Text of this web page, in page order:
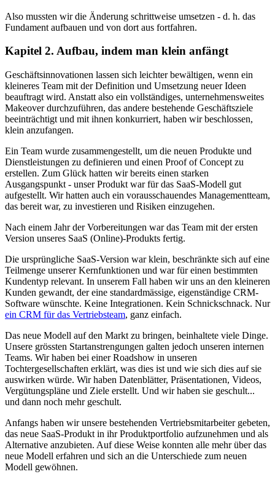
Also mussten wir die Änderung schrittweise umsetzen - d. h. das
Fundament aufbauen und von dort aus fortfahren.
Kapitel 2. Aufbau, indem man klein anfängt
Geschäftsinnovationen lassen sich leichter bewältigen, wenn ein
kleineres Team mit der Definition und Umsetzung neuer Ideen
beauftragt wird. Anstatt also ein vollständiges, unternehmensweites
Makeover durchzuführen, das andere bestehende Geschäftsziele
beeinträchtigt und mit ihnen konkurriert, haben wir beschlossen,
klein anzufangen.
Ein Team wurde zusammengestellt, um die neuen Produkte und
Dienstleistungen zu definieren und einen Proof of Concept zu
erstellen. Zum Glück hatten wir bereits einen starken
Ausgangspunkt - unser Produkt war für das SaaS-Modell gut
aufgestellt. Wir hatten auch ein vorausschauendes Managementteam,
das bereit war, zu investieren und Risiken einzugehen.
Nach einem Jahr der Vorbereitungen war das Team mit der ersten
Version unseres SaaS (Online)-Produkts fertig.
Die ursprüngliche SaaS-Version war klein, beschränkte sich auf eine
Teilmenge unserer Kernfunktionen und war für einen bestimmten
Kundentyp relevant. In unserem Fall haben wir uns an den kleineren
Kunden gewandt, der eine standardmässige, eigenständige CRM-
Software wünschte. Keine Integrationen. Kein Schnickschnack. Nur
ein CRM für das Vertriebsteam, ganz einfach.
Das neue Modell auf den Markt zu bringen, beinhaltete viele Dinge.
Unsere grössten Startanstrengungen galten jedoch unseren internen
Teams. Wir haben bei einer Roadshow in unseren
Tochtergesellschaften erklärt, was dies ist und wie sich dies auf sie
auswirken würde. Wir haben Datenblätter, Präsentationen, Videos,
Vergütungspläne und Ziele erstellt. Und wir haben sie geschult...
und dann noch mehr geschult.
Anfangs haben wir unsere bestehenden Vertriebsmitarbeiter gebeten,
das neue SaaS-Produkt in ihr Produktportfolio aufzunehmen und als
Alternative anzubieten. Auf diese Weise konnten alle mehr über das
neue Modell erfahren und sich an die Unterschiede zum neuen
Modell gewöhnen.